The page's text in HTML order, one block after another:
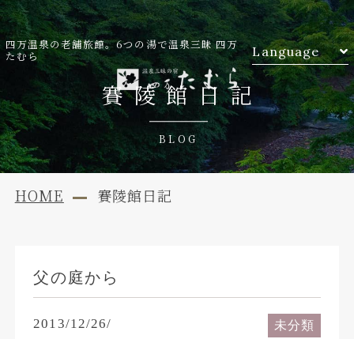
四万温泉の老舗旅館。6つの湯で温泉三昧 四万
たむら
Language
賽陵館日記
BLOG
HOME 賽陵館日記
父の庭から
2013/12/26/ 未分類